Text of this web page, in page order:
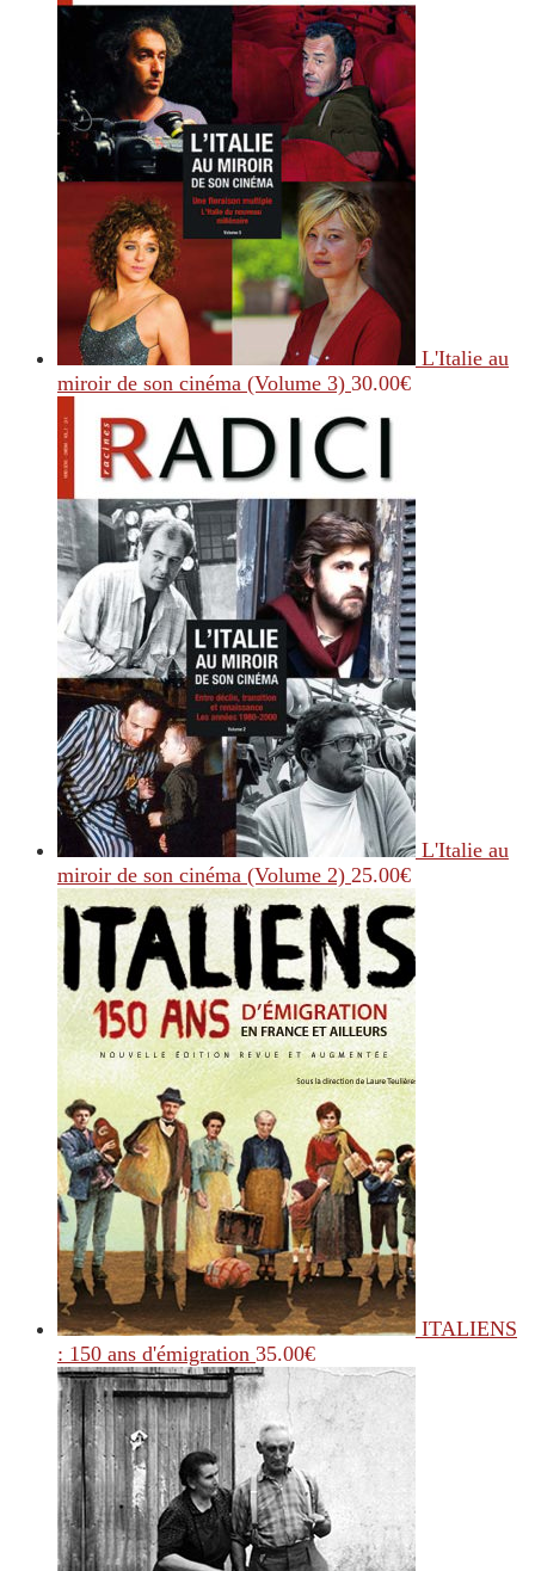
L'Italie au
miroir de son cinéma (Volume 3) 30.00€
L'Italie au
miroir de son cinéma (Volume 2) 25.00€
ITALIENS
: 150 ans d'émigration 35.00€